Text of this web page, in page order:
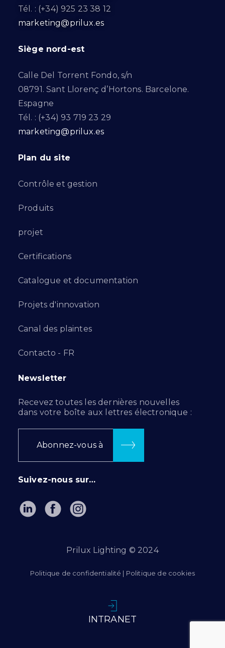
Tél. : (+34) 925 23 38 12
marketing@prilux.es
Siège nord-est
Calle Del Torrent Fondo, s/n
08791. Sant Llorenç d’Hortons. Barcelone.
Espagne
Tél. : (+34) 93 719 23 29
marketing@prilux.es
Plan du site
Contrôle et gestion
Produits
projet
Certifications
Catalogue et documentation
Projets d'innovation
Canal des plaintes
Contacto - FR
Newsletter
Recevez toutes les dernières nouvelles
dans votre boîte aux lettres électronique :
Abonnez-vous à
Suivez-nous sur…
Prilux Lighting © 2024
Politique de confidentialité | Politique de cookies
INTRANET